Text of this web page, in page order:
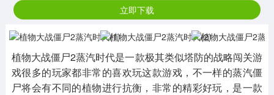
立即下载
植物大战僵尸2蒸汽时代是一款极其类似塔防的战略闯关游
戏很多的玩家都非常的喜欢玩这款游戏，不一样的蒸汽僵
尸将会有不同的植物进行抗衡，非常的精彩好玩，是一款